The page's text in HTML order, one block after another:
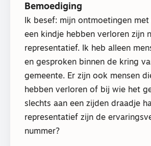
Bemoediging
Ik besef: mijn ontmoetingen
een kindje hebben verloren zijn
representatief. Ik heb alleen
en gesproken binnen de kring
gemeente. Er zijn ook mensen
hebben verloren of bij wie het
slechts aan een zijden draadje
representatief zijn de
nummer?